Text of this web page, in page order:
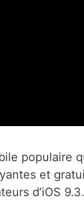
populaire
et
d’iOS